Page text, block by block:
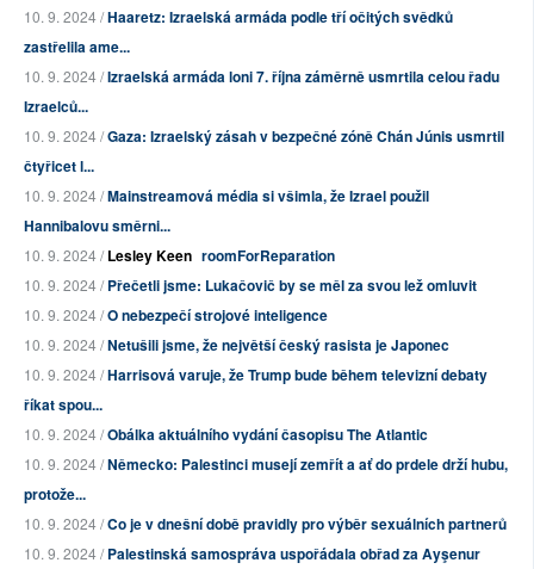
10. 9. 2024 /Haaretz: Izraelská armáda podle tří očitých svědků
zastřelila ame...
10. 9. 2024 /Izraelská armáda loni 7. října záměrně usmrtila celou řadu
Izraelců...
10. 9. 2024 /Gaza: Izraelský zásah v bezpečné zóně Chán Júnis usmrtil
čtyřicet l...
10. 9. 2024 /Mainstreamová média si všimla, že Izrael použil
Hannibalovu směrni...
10. 9. 2024 /Lesley Keen roomForReparation
10. 9. 2024 /Přečetli jsme: Lukačovič by se měl za svou lež omluvit
10. 9. 2024 /O nebezpečí strojové inteligence
10. 9. 2024 /Netušili jsme, že největší český rasista je Japonec
10. 9. 2024 /Harrisová varuje, že Trump bude během televizní debaty
říkat spou...
10. 9. 2024 /Obálka aktuálního vydání časopisu The Atlantic
10. 9. 2024 /Německo: Palestinci musejí zemřít a ať do prdele drží hubu,
protože...
10. 9. 2024 /Co je v dnešní době pravidly pro výběr sexuálních partnerů
10. 9. 2024 /Palestinská samospráva uspořádala obřad za Ayşenur